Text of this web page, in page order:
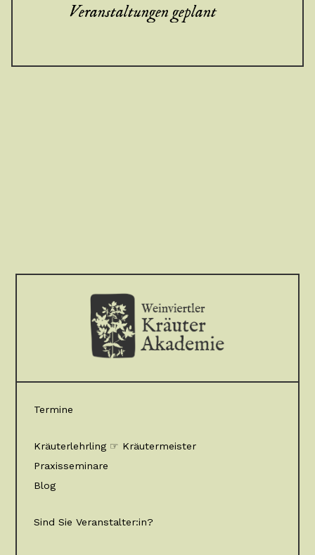
Veranstaltungen geplant
Termine
Kräuterlehrling ☞ Kräutermeister
Praxisseminare
Blog
Sind Sie Veranstalter:in?